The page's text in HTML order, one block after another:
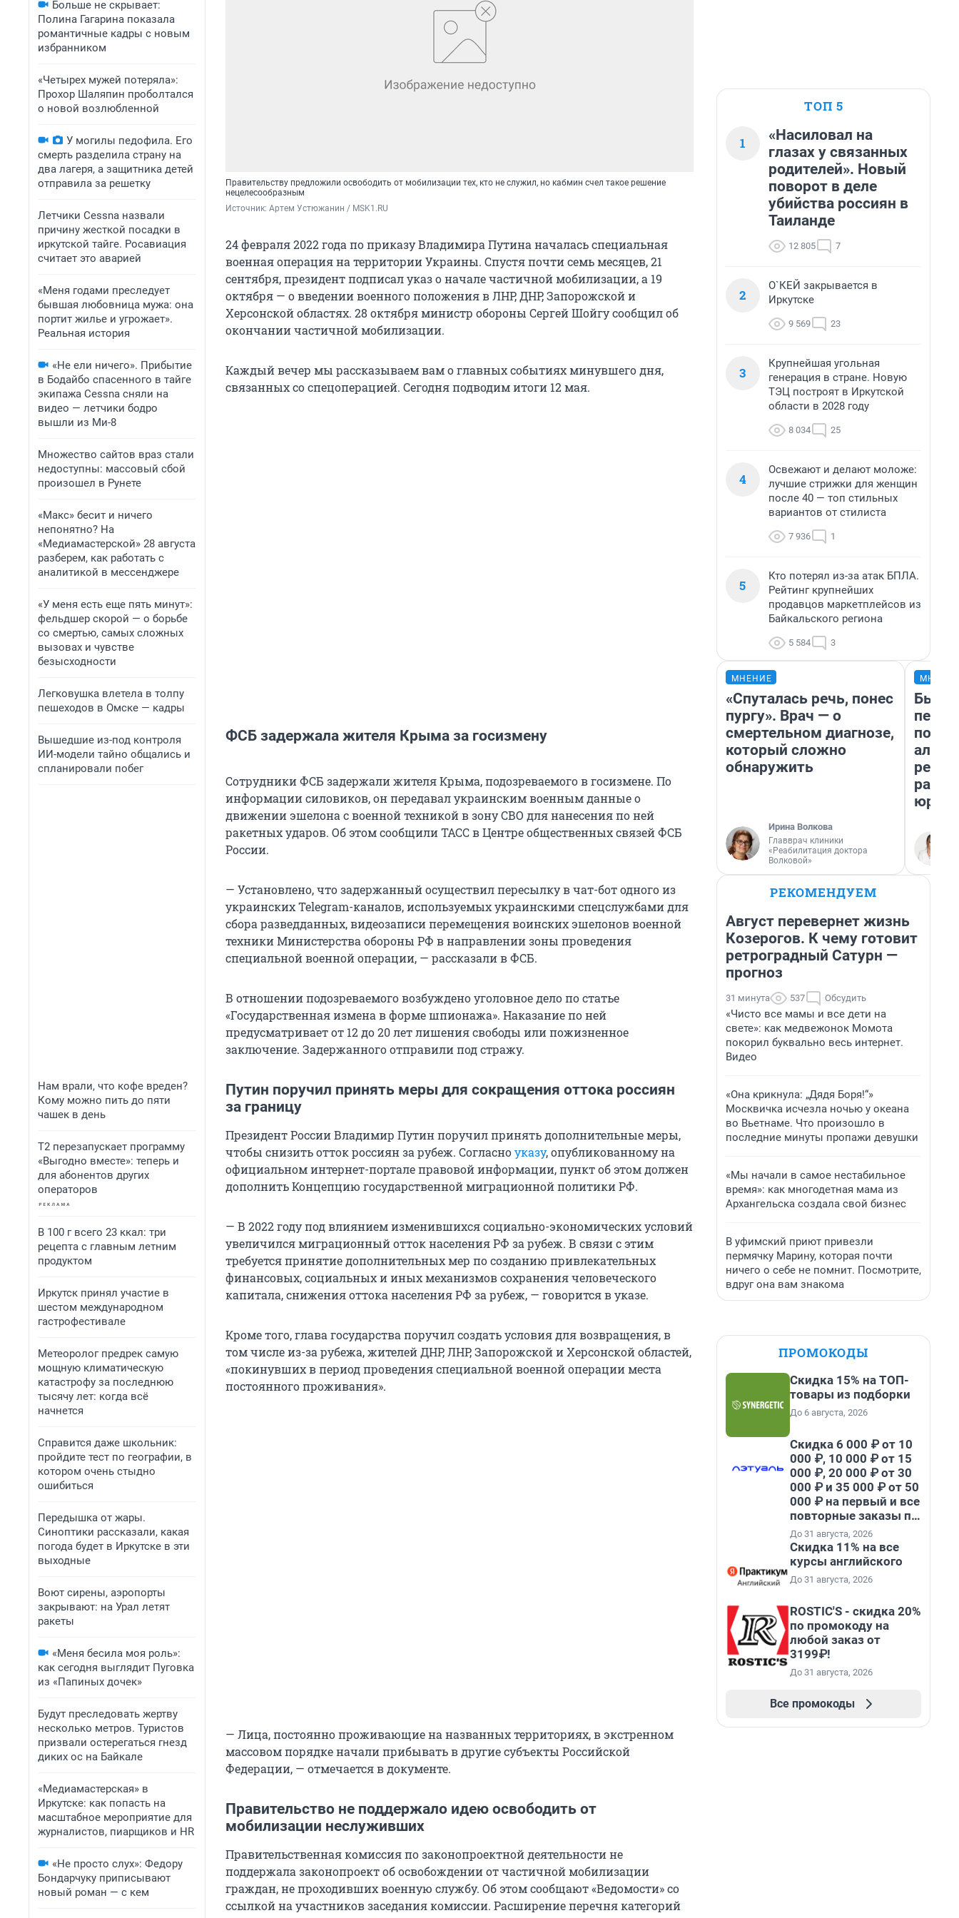
Больше не скрывает:
Полина Гагарина показала
романтичные кадры с новым
избранником
«Четырех мужей потеряла»:
Прохор Шаляпин проболтался
о новой возлюбленной
У могилы педофила. Его
смерть разделила страну на
два лагеря, а защитника детей
отправила за решетку
Летчики Cessna назвали
причину жесткой посадки в
иркутской тайге. Росавиация
считает это аварией
«Меня годами преследует
бывшая любовница мужа: она
портит жилье и угрожает».
Реальная история
«Не ели ничего». Прибытие
в Бодайбо спасенного в тайге
экипажа Cessna сняли на
видео — летчики бодро
вышли из Ми-8
Множество сайтов враз стали
недоступны: массовый сбой
произошел в Рунете
«Макс» бесит и ничего
непонятно? На
«Медиамастерской» 28 августа
разберем, как работать с
аналитикой в мессенджере
«У меня есть еще пять минут»:
фельдшер скорой — о борьбе
со смертью, самых сложных
вызовах и чувстве
безысходности
Легковушка влетела в толпу
пешеходов в Омске — кадры
Вышедшие из-под контроля
ИИ-модели тайно общались и
спланировали побег
Нам врали, что кофе вреден?
Кому можно пить до пяти
чашек в день
Т2 перезапускает программу
«Выгодно вместе»: теперь и
для абонентов других
операторов
В 100 г всего 23 ккал: три
рецепта с главным летним
продуктом
Иркутск принял участие в
шестом международном
гастрофестивале
Метеоролог предрек самую
мощную климатическую
катастрофу за последнюю
тысячу лет: когда всё
начнется
Справится даже школьник:
пройдите тест по географии, в
котором очень стыдно
ошибиться
Передышка от жары.
Синоптики рассказали, какая
погода будет в Иркутске в эти
выходные
Воют сирены, аэропорты
закрывают: на Урал летят
ракеты
«Меня бесила моя роль»:
как сегодня выглядит Пуговка
из «Папиных дочек»
Будут преследовать жертву
несколько метров. Туристов
призвали остерегаться гнезд
диких ос на Байкале
«Медиамастерская» в
Иркутске: как попасть на
масштабное мероприятие для
журналистов, пиарщиков и HR
«Не просто слух»: Федору
Бондарчуку приписывают
новый роман — с кем
Правительству предложили освободить от мобилизации тех, кто не служил, но кабмин счел такое решение
нецелесообразным
Источник: Артем Устюжанин / MSK1.RU
24 февраля 2022 года по приказу Владимира Путина началась специальная
военная операция на территории Украины. Спустя почти семь месяцев, 21
сентября, президент подписал указ о начале частичной мобилизации, а 19
октября — о введении военного положения в ЛНР, ДНР, Запорожской и
Херсонской областях. 28 октября министр обороны Сергей Шойгу сообщил об
окончании частичной мобилизации.
Каждый вечер мы рассказываем вам о главных событиях минувшего дня,
связанных со спецоперацией. Сегодня подводим итоги 12 мая.
ФСБ задержала жителя Крыма за госизмену
Сотрудники ФСБ задержали жителя Крыма, подозреваемого в госизмене. По
информации силовиков, он передавал украинским военным данные о
движении эшелона с военной техникой в зону СВО для нанесения по ней
ракетных ударов. Об этом сообщили ТАСС в Центре общественных связей ФСБ
России.
— Установлено, что задержанный осуществил пересылку в чат-бот одного из
украинских Telegram-каналов, используемых украинскими спецслужбами для
сбора разведданных, видеозаписи перемещения воинских эшелонов военной
техники Министерства обороны РФ в направлении зоны проведения
специальной военной операции, — рассказали в ФСБ.
В отношении подозреваемого возбуждено уголовное дело по статье
«Государственная измена в форме шпионажа». Наказание по ней
предусматривает от 12 до 20 лет лишения свободы или пожизненное
заключение. Задержанного отправили под стражу.
Путин поручил принять меры для сокращения оттока россиян
за границу
Президент России Владимир Путин поручил принять дополнительные меры,
чтобы снизить отток россиян за рубеж. Согласноуказу, опубликованному на
официальном интернет-портале правовой информации, пункт об этом должен
дополнить Концепцию государственной миграционной политики РФ.
— В 2022 году под влиянием изменившихся социально-экономических условий
увеличился миграционный отток населения РФ за рубеж. В связи с этим
требуется принятие дополнительных мер по созданию привлекательных
финансовых, социальных и иных механизмов сохранения человеческого
капитала, снижения оттока населения РФ за рубеж, — говорится в указе.
Кроме того, глава государства поручил создать условия для возвращения, в
том числе из-за рубежа, жителей ДНР, ЛНР, Запорожской и Херсонской областей,
«покинувших в период проведения специальной военной операции места
постоянного проживания».
— Лица, постоянно проживающие на названных территориях, в экстренном
массовом порядке начали прибывать в другие субъекты Российской
Федерации, — отмечается в документе.
Правительство не поддержало идею освободить от
мобилизации неслуживших
Правительственная комиссия по законопроектной деятельности не
поддержала законопроект об освобождении от частичной мобилизации
граждан, не проходивших военную службу. Об этом сообщают «Ведомости» со
ссылкой на участников заседания комиссии. Расширение перечня категорий
ТОП 5
1
«Насиловал на
глазах у связанных
родителей». Новый
поворот в деле
убийства россиян в
Таиланде
12 805 7
2
О`КЕЙ закрывается в
Иркутске
9 569 23
3
Крупнейшая угольная
генерация в стране. Новую
ТЭЦ построят в Иркутской
области в 2028 году
8 034 25
4
Освежают и делают моложе:
лучшие стрижки для женщин
после 40 — топ стильных
вариантов от стилиста
7 936 1
5
Кто потерял из-за атак БПЛА.
Рейтинг крупнейших
продавцов маркетплейсов из
Байкальского региона
5 584 3
МНЕНИЕ
«Спуталась речь, понес
пургу». Врач — о
смертельном диагнозе,
который сложно
обнаружить
Ирина Волкова
Главврач клиники
«Реабилитация доктора
Волковой»
Был
РЕКОМЕНДУЕМ
Август перевернет жизнь
Козерогов. К чему готовит
ретроградный Сатурн —
прогноз
31 минута 537 Обсудить
«Чисто все мамы и все дети на
свете»: как медвежонок Момота
покорил буквально весь интернет.
Видео
«Она крикнула: „Дядя Боря!“»
Москвичка исчезла ночью у океана
во Вьетнаме. Что произошло в
последние минуты пропажи девушки
«Мы начали в самое нестабильное
время»: как многодетная мама из
Архангельска создала свой бизнес
В уфимский приют привезли
пермячку Марину, которая почти
ничего о себе не помнит. Посмотрите,
вдруг она вам знакома
ПРОМОКОДЫ
Скидка 15% на ТОП-
товары из подборки
До 6 августа, 2026
Скидка 6 000 ₽ от 10
000 ₽, 10 000 ₽ от 15
000 ₽, 20 000 ₽ от 30
000 ₽ и 35 000 ₽ от 50
000 ₽ на первый и все
повторные заказы по
промокоду НАБЕРИ
До 31 августа, 2026
Скидка 11% на все
курсы английского
До 31 августа, 2026
ROSTIC'S - скидка 20%
по промокоду на
любой заказ от
3199₽!
До 31 августа, 2026
Все промокоды